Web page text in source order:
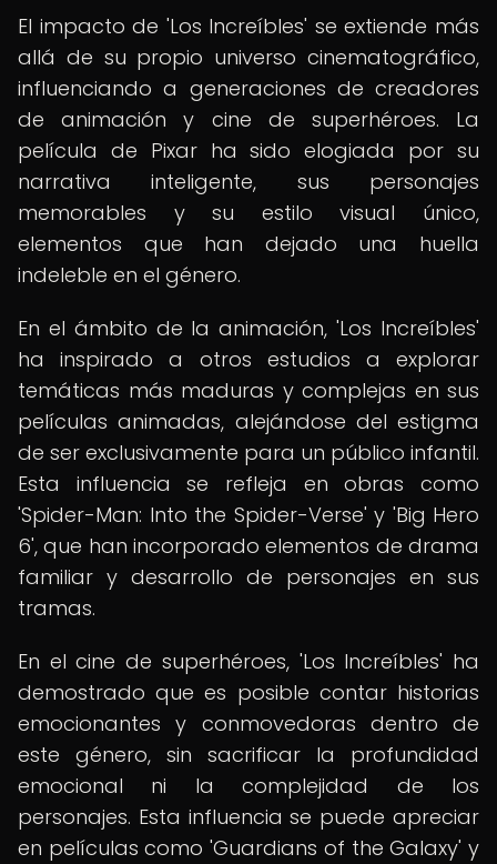
El impacto de 'Los Increíbles' se extiende más
allá de su propio universo cinematográfico,
influenciando a generaciones de creadores
de animación y cine de superhéroes. La
película de Pixar ha sido elogiada por su
narrativa inteligente, sus personajes
memorables y su estilo visual único,
elementos que han dejado una huella
indeleble en el género.
En el ámbito de la animación, 'Los Increíbles'
ha inspirado a otros estudios a explorar
temáticas más maduras y complejas en sus
películas animadas, alejándose del estigma
de ser exclusivamente para un público infantil.
Esta influencia se refleja en obras como
'Spider-Man: Into the Spider-Verse' y 'Big Hero
6', que han incorporado elementos de drama
familiar y desarrollo de personajes en sus
tramas.
En el cine de superhéroes, 'Los Increíbles' ha
demostrado que es posible contar historias
emocionantes y conmovedoras dentro de
este género, sin sacrificar la profundidad
emocional ni la complejidad de los
personajes. Esta influencia se puede apreciar
en películas como 'Guardians of the Galaxy' y